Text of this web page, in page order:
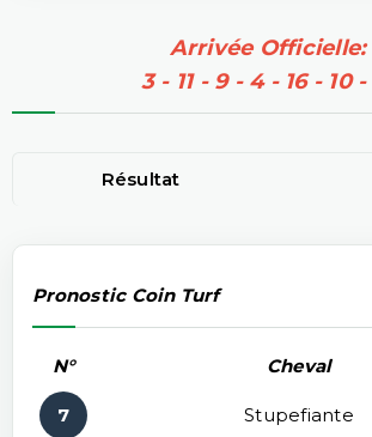
Arrivée Officielle:
3 - 11 - 9 - 4 - 16 - 10 -
Résultat
Pronostic Coin Turf
N° Cheval
7 Stupefiante